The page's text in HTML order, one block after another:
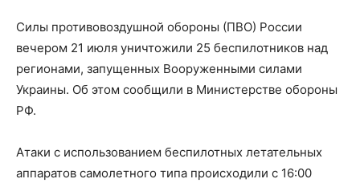
Силы противовоздушной обороны (ПВО) России
вечером 21 июля уничтожили 25 беспилотников над
регионами, запущенных Вооруженными силами
Украины. Об этом сообщили в Министерстве обороны
РФ.
Атаки с использованием беспилотных летательных
аппаратов самолетного типа происходили с 16:00